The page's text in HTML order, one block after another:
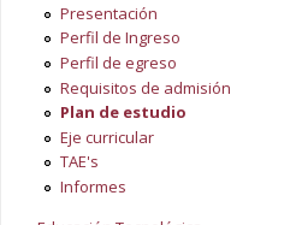
Presentación
Perfil de Ingreso
Perfil de egreso
Requisitos de admisión
Plan de estudio
Eje curricular
TAE's
Informes